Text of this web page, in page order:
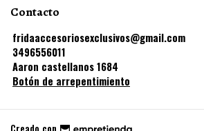
Contacto
fridaaccesoriosexclusivos@gmail.com
3496556011
Aaron castellanos 1684
Botón de arrepentimiento